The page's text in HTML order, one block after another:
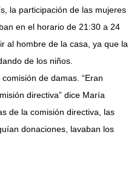
la participación de las mujeres
en el horario de 21:30 a 24
al hombre de la casa, ya que la
de los niños.
de damas. “Eran
directiva” dice María
de la comisión directiva, las
donaciones, lavaban los